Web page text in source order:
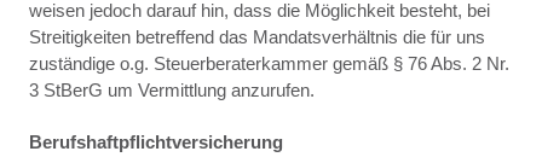
weisen jedoch darauf hin, dass die Möglichkeit besteht, bei
Streitigkeiten betreffend das Mandatsverhältnis die für uns
zuständige o.g. Steuerberaterkammer gemäß § 76 Abs. 2 Nr.
3 StBerG um Vermittlung anzurufen.
Berufshaftpflichtversicherung